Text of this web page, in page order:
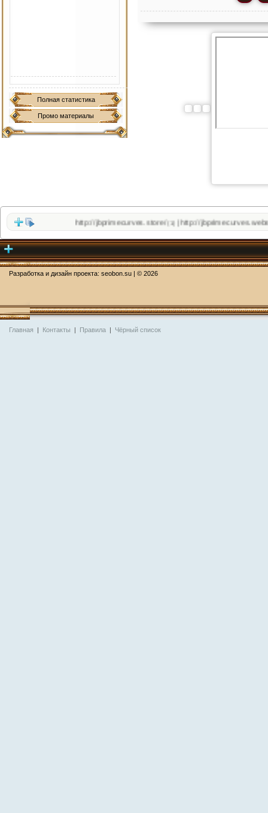
Полная статистика
Промо материалы
http://jbprimecurves.store/(1)|http://jbprimecurves.website/
Разработка и дизайн проекта: seobon.su | © 2026
Главная | Контакты | Правила | Чёрный список